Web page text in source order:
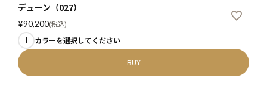
デューン（027）
¥90,200 税込
BUY
カラーを選択してください